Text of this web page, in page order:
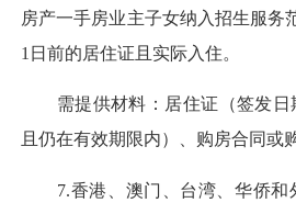
房产一手房业主子女纳入招生服务
1日前的居住证且实际入住。
需提供材料：居住证（签发日
且仍在有效期限内）、购房合同或
7.香港、澳门、台湾、华侨和